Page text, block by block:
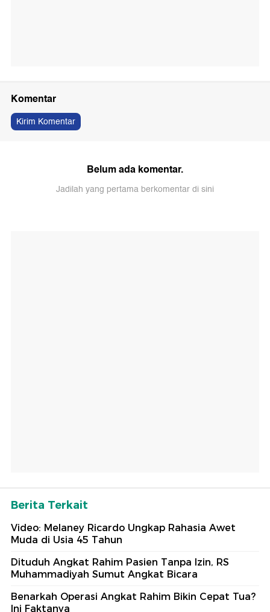
Komentar
Kirim Komentar
Belum ada komentar.
Jadilah yang pertama berkomentar di sini
Berita Terkait
Video: Melaney Ricardo Ungkap Rahasia Awet
Muda di Usia 45 Tahun
Dituduh Angkat Rahim Pasien Tanpa Izin, RS
Muhammadiyah Sumut Angkat Bicara
Benarkah Operasi Angkat Rahim Bikin Cepat Tua?
Ini Faktanya